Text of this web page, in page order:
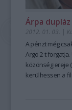
Árpa dupláz
2012. 01. 03. |
A pénzt még
Argo 2-t
közönség ereje
kerülhessen a